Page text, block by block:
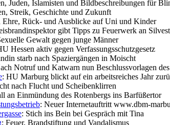
Juden, Islamisten und Bildbeschreibungen für
Streik, Geschichte und Zukunft
Ehre, Rück- und Ausblicke auf Uni und Kinder
gibt Tipps zu Feuerwerk an
Gewalt gegen junge Männer
Hessen aktiv gegen Verfassungsschutzgesetz
starb nach Spaziergängen in Moischt
Notruf und Katwarn nun Beschlussvorlagen
: HU Marburg blickt auf ein arbeitsreiches Jahr
nach Flucht und Scheibenklirren
an Einmündung des Rotenbergs ins Barfüßertor
: Neuer Internetauftritt www.dbm-
: Stich ins Bein bei Gespräch mit Tina
: Feuer, Brandstiftung und Vandalismus